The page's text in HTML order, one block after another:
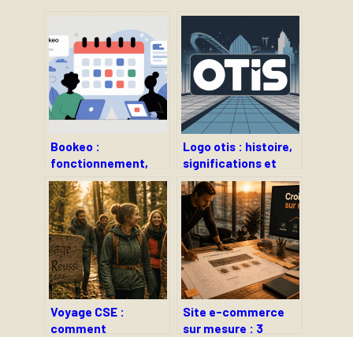
Bookeo :
fonctionnement,
avis et bonnes
pratiques pour
mieux réserver en
ligne
Logo otis : histoire,
significations et
usages de l’emblème
de la marque
Voyage CSE :
comment
Site e-commerce
sur mesure : 3